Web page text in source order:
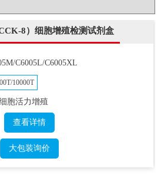
8）细胞增殖检测试剂盒
C6005L/C6005XL
10000T
胞活力增殖
查看详情
大包装询价